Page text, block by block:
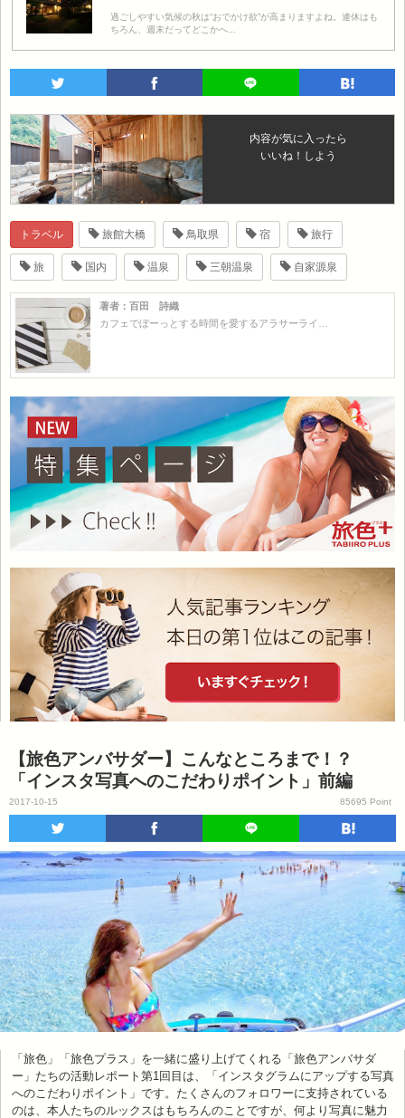
過ごしやすい気候の秋は“おでかけ欲”が高まりますよね。連休はも
ちろん、週末だってどこかへ...
内容が気に入ったら
いいね！しよう
トラベル 旅館大橋 鳥取県 宿 旅行
旅 国内 温泉 三朝温泉 自家源泉
著者：百田 詩織
カフェでぼーっとする時間を愛するアラサーライ…
【旅色アンバサダー】こんなところまで！？
「インスタ写真へのこだわりポイント」前編
2017-10-15 85695 Point
「旅色」「旅色プラス」を一緒に盛り上げてくれる「旅色アンバサダ
ー」たちの活動レポート第1回目は、「インスタグラムにアップする写真
へのこだわりポイント」です。たくさんのフォロワーに支持されている
のは、本人たちのルックスはもちろんのことですが、何より写真に魅力